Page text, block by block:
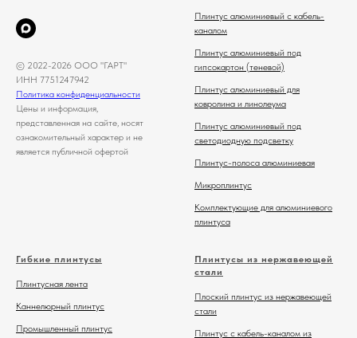
© 2022-2026 ООО "ГАРТ"
ИНН 7751247942
Политика конфиденциальности
Цены и информация,
представленная на сайте, носят
ознакомительный характер и не
является публичной офертой
Плинтус алюминиевый с кабель-
каналом
Плинтус алюминиевый под
гипсокартон (теневой)
Плинтус алюминиевый для
ковролина и линолеума
Плинтус алюминиевый под
светодиодную подсветку
Плинтус-полоса алюминиевая
Микроплинтус
Комплектующие для алюминиевого
плинтуса
Гибкие плинтусы
Плинтусная лента
Каннелюрный плинтус
Промышленный плинтус
Плинтусы из нержавеющей
стали
Плоский плинтус из нержавеющей
стали
Плинтус с кабель-каналом из